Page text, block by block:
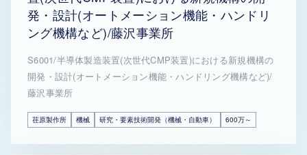
発・設計(オートメーション機能・ハンドリ
ング機構など)/藤沢事業所
S6001/半導体製造装置(次世代CMP装置)における新規機構の
開発・設計(オートメーション機能・ハンドリング機構など)/
藤沢事業所
荏原製作所 機械 研究・要素技術開発（機械・自動車） 600万～